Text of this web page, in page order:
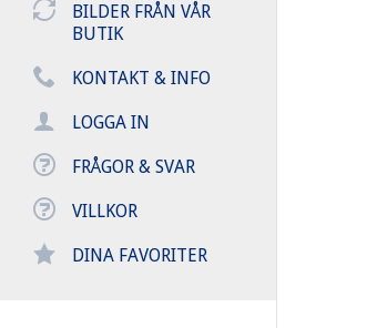
BILDER FRÅN VÅR
BUTIK
KONTAKT & INFO
LOGGA IN
FRÅGOR & SVAR
VILLKOR
DINA FAVORITER